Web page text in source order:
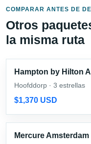
COMPARAR ANTES DE
Otros
la misma ruta
Hampton by Hilton
Hoofddorp · 3 estrellas
$1,370 USD
Mercure Amsterdam